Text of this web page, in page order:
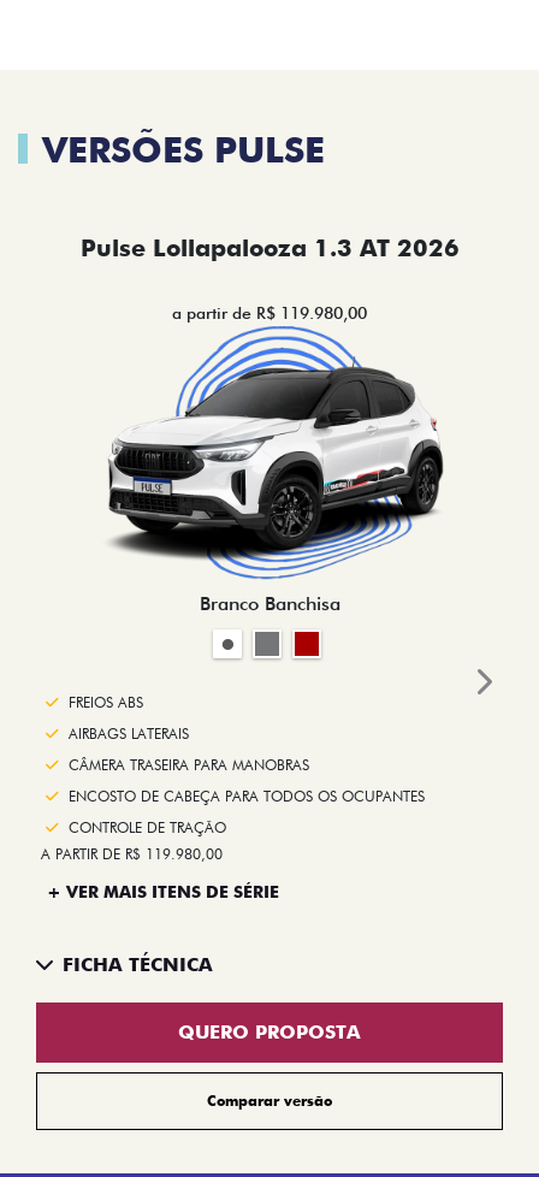
VERSÕES PULSE
Pulse Lollapalooza 1.3 AT 2026
a partir de R$ 119.980,00
Branco Banchisa
FREIOS ABS
AIRBAGS LATERAIS
CÂMERA TRASEIRA PARA MANOBRAS
ENCOSTO DE CABEÇA PARA TODOS OS OCUPANTES
CONTROLE DE TRAÇÃO
A PARTIR DE R$ 119.980,00
+ VER MAIS ITENS DE SÉRIE
FICHA TÉCNICA
QUERO PROPOSTA
Comparar versão
Next